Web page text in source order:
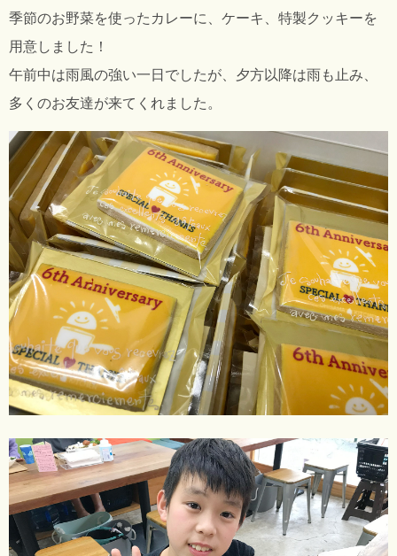
季節のお野菜を使ったカレーに、ケーキ、特製クッキーを
用意しました！
午前中は雨風の強い一日でしたが、夕方以降は雨も止み、
多くのお友達が来てくれました。